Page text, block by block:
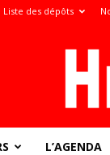
Liste des dépôts
L’AGENDA